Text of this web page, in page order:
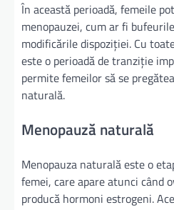
În această perioadă, femeile
menopauzei, cum ar fi
modificările dispoziției. Cu
este o perioadă de tranziție
permite femeilor să se
naturală.
Menopauză naturală
Menopauza naturală este o
femei, care apare atunci când
producă hormoni estrogeni.